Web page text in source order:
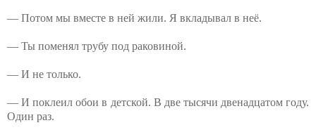
— Потом мы вместе в ней жили. Я вкладывал в неё.
— Ты поменял трубу под раковиной.
— И не только.
— И поклеил обои в детской. В две тысячи двенадцатом году.
Один раз.